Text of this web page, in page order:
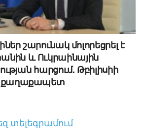
շարունակ մոլորեցրել է
և Ուկրաինային
հարցում. Թբիլիսիի
քաղաքապետ
տելեգրամում